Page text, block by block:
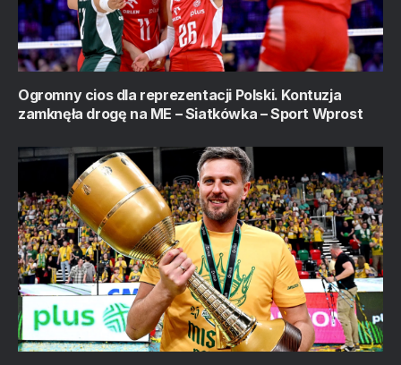
Ogromny cios dla reprezentacji Polski. Kontuzja
zamknęła drogę na ME – Siatkówka – Sport Wprost